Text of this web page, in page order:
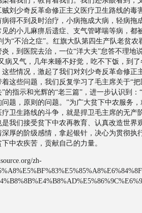
刘少奇反革命修正主义医疗卫生路线的毒
得不到及时治疗，小病拖成大病，轻病拖
的小儿麻痹后遗症、支气管哮喘等病，都
为“不治之症”。红旗大队第四生产队老贫
，到医院去治，一位“洋大夫”怠答不理地
病又气，几年来睡不好觉，吃不下饭，到
些情况，激起了我们对刘少奇反革命修正
这些问题，我们反复学习了毛主席关于“
的指示和光辉的“老三篇”，进一步认识到
题，原则的问题。”为广大贫下中农服务
卫生路线的斗争，就是捍卫毛主席的无产
是我们接受贫下中农再教育、认真改造世界
厚的阶级感情，拿起银针，决心为贯彻执
中农疾苦，贡献自己的力量。
zh-